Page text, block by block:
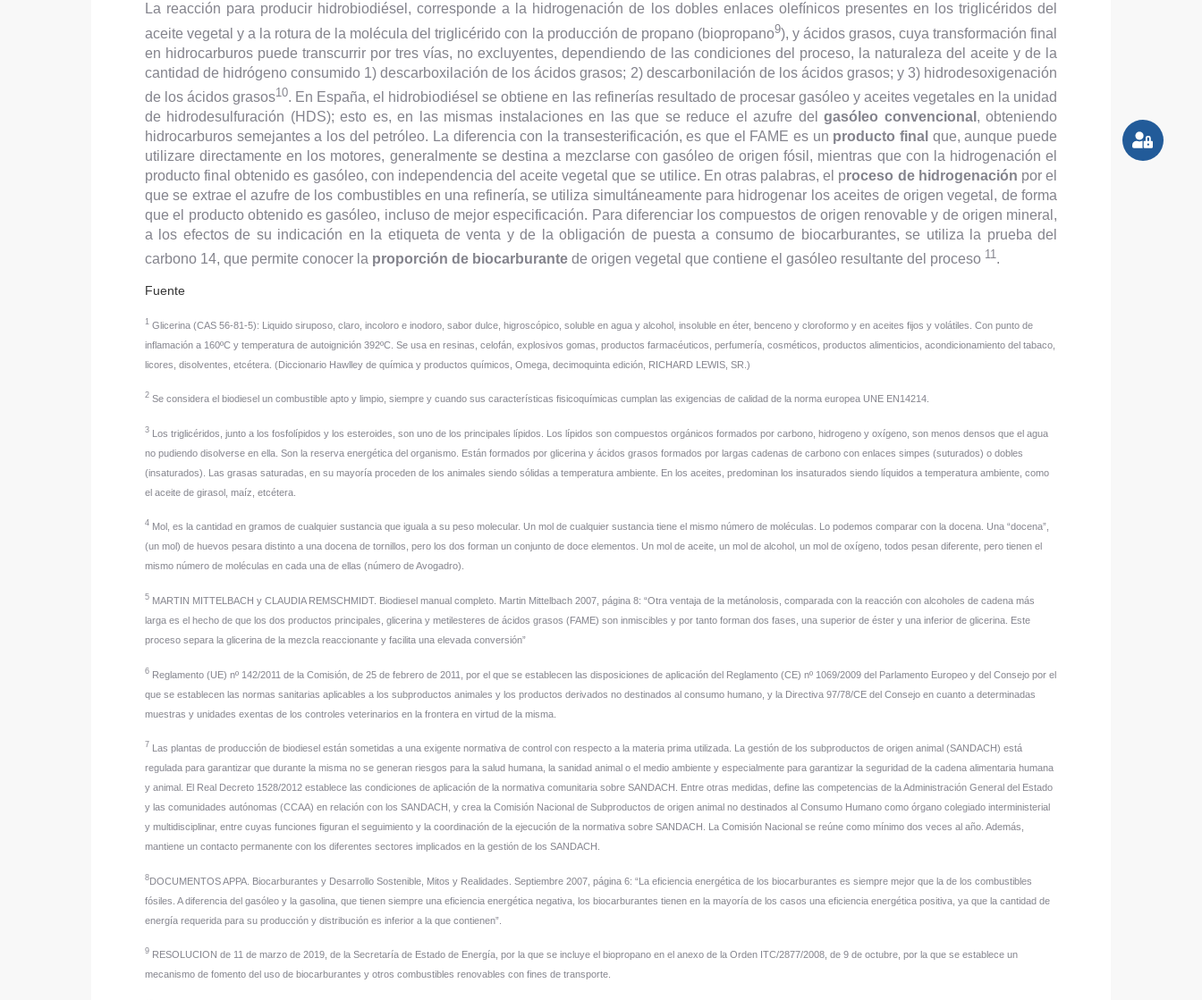
La reacción para producir hidrobiodiésel, corresponde a la hidrogenación de los dobles enlaces olefínicos presentes en los triglicéridos del
aceite vegetal y a la rotura de la molécula del triglicérido con la producción de propano (biopropano9), y ácidos grasos, cuya transformación final
en hidrocarburos puede transcurrir por tres vías, no excluyentes, dependiendo de las condiciones del proceso, la naturaleza del aceite y de la
cantidad de hidrógeno consumido 1) descarboxilación de los ácidos grasos; 2) descarbonilación de los ácidos grasos; y 3) hidrodesoxigenación
de los ácidos grasos10. En España, el hidrobiodiésel se obtiene en las refinerías resultado de procesar gasóleo y aceites vegetales en la unidad
de hidrodesulfuración (HDS); esto es, en las mismas instalaciones en las que se reduce el azufre delgasóleo convencional , obteniendo
hidrocarburos semejantes a los del petróleo. La diferencia con la transesterificación, es que el FAME es un producto final que, aunque puede
utilizare directamente en los motores, generalmente se destina a mezclarse con gasóleo de origen fósil, mientras que con la hidrogenación el
producto final obtenido es gasóleo, con independencia del aceite vegetal que se utilice. En otras palabras, el proceso de hidrogenación por el
que se extrae el azufre de los combustibles en una refinería, se utiliza simultáneamente para hidrogenar los aceites de origen vegetal, de forma
que el producto obtenido es gasóleo, incluso de mejor especificación. Para diferenciar los compuestos de origen renovable y de origen mineral,
a los efectos de su indicación en la etiqueta de venta y de la obligación de puesta a consumo de biocarburantes, se utiliza la prueba del
carbono 14, que permite conocer la proporción de biocarburante de origen vegetal que contiene el gasóleo resultante del proceso 11 .
Fuente
1 Glicerina (CAS 56-81-5): Liquido siruposo, claro, incoloro e inodoro, sabor dulce, higroscópico, soluble en agua y alcohol, insoluble en éter, benceno y cloroformo y en aceites fijos y volátiles. Con punto de
inflamación a 160ºC y temperatura de autoignición 392ºC. Se usa en resinas, celofán, explosivos gomas, productos farmacéuticos, perfumería, cosméticos, productos alimenticios, acondicionamiento del tabaco,
licores, disolventes, etcétera. (Diccionario Hawlley de química y productos químicos, Omega, decimoquinta edición, RICHARD LEWIS, SR.)
2 Se considera el biodiesel un combustible apto y limpio, siempre y cuando sus características fisicoquímicas cumplan las exigencias de calidad de la norma europea UNE EN14214.
3 Los triglicéridos, junto a los fosfolípidos y los esteroides, son uno de los principales lípidos. Los lípidos son compuestos orgánicos formados por carbono, hidrogeno y oxígeno, son menos densos que el agua
no pudiendo disolverse en ella. Son la reserva energética del organismo. Están formados por glicerina y ácidos grasos formados por largas cadenas de carbono con enlaces simpes (suturados) o dobles
(insaturados). Las grasas saturadas, en su mayoría proceden de los animales siendo sólidas a temperatura ambiente. En los aceites, predominan los insaturados siendo líquidos a temperatura ambiente, como
el aceite de girasol, maíz, etcétera.
4 Mol, es la cantidad en gramos de cualquier sustancia que iguala a su peso molecular. Un mol de cualquier sustancia tiene el mismo número de moléculas. Lo podemos comparar con la docena. Una “docena”,
(un mol) de huevos pesara distinto a una docena de tornillos, pero los dos forman un conjunto de doce elementos. Un mol de aceite, un mol de alcohol, un mol de oxígeno, todos pesan diferente, pero tienen el
mismo número de moléculas en cada una de ellas (número de Avogadro).
5 MARTIN MITTELBACH y CLAUDIA REMSCHMIDT. Biodiesel manual completo. Martin Mittelbach 2007, página 8: “Otra ventaja de la metánolosis, comparada con la reacción con alcoholes de cadena más
larga es el hecho de que los dos productos principales, glicerina y metilesteres de ácidos grasos (FAME) son inmiscibles y por tanto forman dos fases, una superior de éster y una inferior de glicerina. Este
proceso separa la glicerina de la mezcla reaccionante y facilita una elevada conversión”
6 Reglamento (UE) nº 142/2011 de la Comisión, de 25 de febrero de 2011, por el que se establecen las disposiciones de aplicación del Reglamento (CE) nº 1069/2009 del Parlamento Europeo y del Consejo por el
que se establecen las normas sanitarias aplicables a los subproductos animales y los productos derivados no destinados al consumo humano, y la Directiva 97/78/CE del Consejo en cuanto a determinadas
muestras y unidades exentas de los controles veterinarios en la frontera en virtud de la misma.
7 Las plantas de producción de biodiesel están sometidas a una exigente normativa de control con respecto a la materia prima utilizada. La gestión de los subproductos de origen animal (SANDACH) está
regulada para garantizar que durante la misma no se generan riesgos para la salud humana, la sanidad animal o el medio ambiente y especialmente para garantizar la seguridad de la cadena alimentaria humana
y animal. El Real Decreto 1528/2012 establece las condiciones de aplicación de la normativa comunitaria sobre SANDACH. Entre otras medidas, define las competencias de la Administración General del Estado
y las comunidades autónomas (CCAA) en relación con los SANDACH, y crea la Comisión Nacional de Subproductos de origen animal no destinados al Consumo Humano como órgano colegiado interministerial
y multidisciplinar, entre cuyas funciones figuran el seguimiento y la coordinación de la ejecución de la normativa sobre SANDACH. La Comisión Nacional se reúne como mínimo dos veces al año. Además,
mantiene un contacto permanente con los diferentes sectores implicados en la gestión de los SANDACH.
8DOCUMENTOS APPA. Biocarburantes y Desarrollo Sostenible, Mitos y Realidades. Septiembre 2007, página 6: “La eficiencia energética de los biocarburantes es siempre mejor que la de los combustibles
fósiles. A diferencia del gasóleo y la gasolina, que tienen siempre una eficiencia energética negativa, los biocarburantes tienen en la mayoría de los casos una eficiencia energética positiva, ya que la cantidad de
energía requerida para su producción y distribución es inferior a la que contienen”.
9 RESOLUCION de 11 de marzo de 2019, de la Secretaría de Estado de Energía, por la que se incluye el biopropano en el anexo de la Orden ITC/2877/2008, de 9 de octubre, por la que se establece un
mecanismo de fomento del uso de biocarburantes y otros combustibles renovables con fines de transporte.